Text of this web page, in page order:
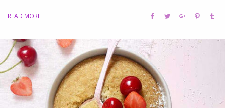
READ MORE